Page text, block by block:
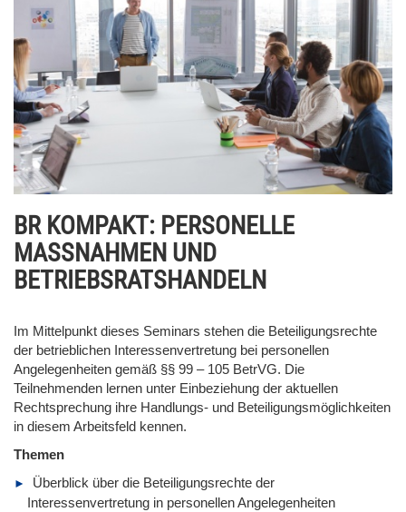
BR KOMPAKT: PERSONELLE
MASSNAHMEN UND
BETRIEBSRATSHANDELN
Im Mittelpunkt dieses Seminars stehen die Beteiligungsrechte
der betrieblichen Interessenvertretung bei personellen
Angelegenheiten gemäß §§ 99 – 105 BetrVG. Die
Teilnehmenden lernen unter Einbeziehung der aktuellen
Rechtsprechung ihre Handlungs- und Beteiligungsmöglichkeiten
in diesem Arbeitsfeld kennen.
Themen
Überblick über die Beteiligungsrechte der
Interessenvertretung in personellen Angelegenheiten